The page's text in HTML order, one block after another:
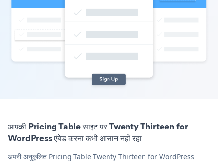
आपकी Pricing Table साइट पर Twenty Thirteen for
WordPress एंबेड करना कभी आसान नहीं रहा
अपनी अनुकूलित Pricing Table Twenty Thirteen for WordPress